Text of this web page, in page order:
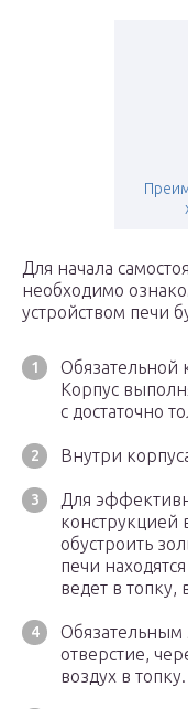
Для начала
необходимо
устройством печи
Обязательной
Корпус
с достаточно
Внутри
Для
конструкцией
обустроить
печи
ведет в топку,
Обязательным
отверстие,
воздух в топку.